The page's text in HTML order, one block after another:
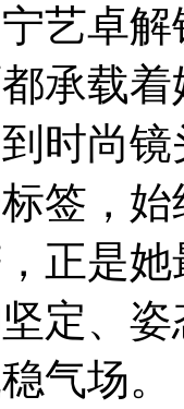
艺卓
承载
时尚
签，
正是
定、
气场。